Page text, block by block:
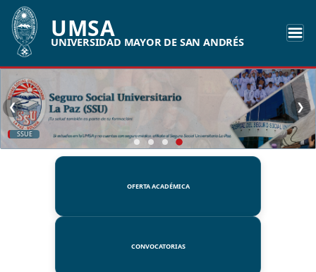
UMSA
UNIVERSIDAD MAYOR DE SAN ANDRÉS
SSUE
❮ ❯
OFERTA ACADÉMICA
CONVOCATORIAS